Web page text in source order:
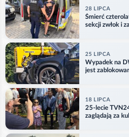
28 LIPCA
Śmierć
sekcji zwłok i
25 LIPCA
Wypadek na
jest
18 LIPCA
25-lecie
zaglądają za